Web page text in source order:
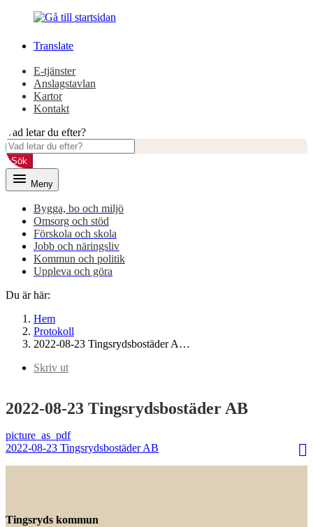
innehåll
huvudmeny
Translate
E-tjänster
Anslagstavlan
Kartor
Kontakt
Vad letar du efter?
Sök
Meny
Bygga, bo och miljö
Omsorg och stöd
Förskola och skola
Jobb och näringsliv
Kommun och politik
Uppleva och göra
Du är här:
Hem
Protokoll
2022-08-23 Tingsrydsbostäder A…
Skriv ut
2022-08-23 Tingsrydsbostäder AB
2022-08-23 Tingsrydsbostäder AB
Tingsryds kommun